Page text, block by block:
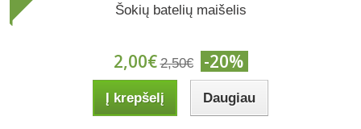
Šokių batelių maišelis
2,00€ 2,50€ -20%
Į krepšelį Daugiau